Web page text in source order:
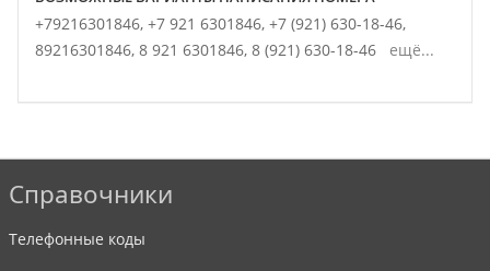
+79216301846, +7 921 6301846, +7 (921) 630-18-46,
89216301846, 8 921 6301846, 8 (921) 630-18-46 ещё...
Справочники
Телефонные коды